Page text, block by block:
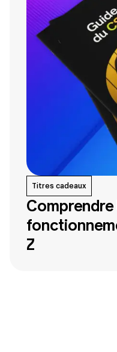
Titres cadeaux
Comprendre
Z